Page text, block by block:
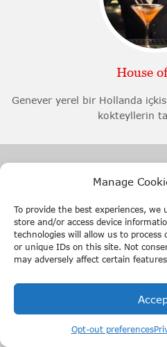
Manage
To provide the best experiences, we
store and/or access device
technologies will allow us to process
or unique IDs on this site. Not
may adversely affect certain
Opt-out preferences
House
Genever yerel bir Hollanda
kokteyllerin
Buzdan yapılmış bu